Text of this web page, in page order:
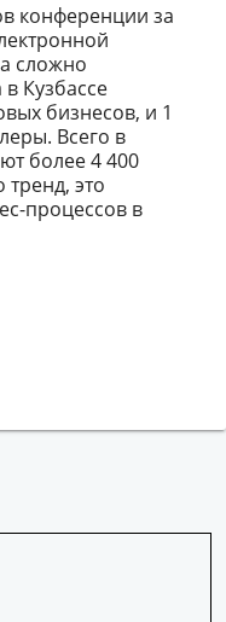
конференции за
сложно
Кузбассе
бизнесов, и 1
Всего в
более 4 400
тренд, это
процессов в